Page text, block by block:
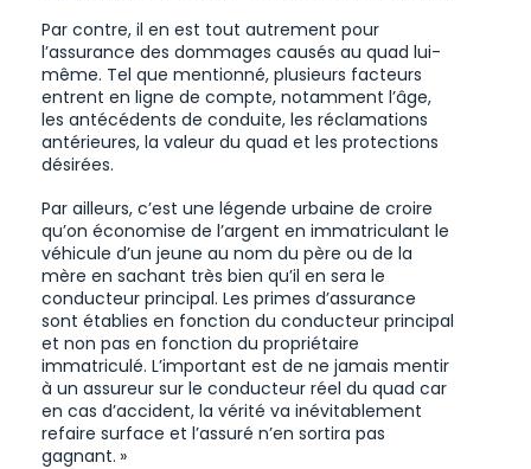
Par contre, il en est tout autrement pour
l’assurance des dommages causés au quad lui-
même. Tel que mentionné, plusieurs facteurs
entrent en ligne de compte, notamment l’âge,
les antécédents de conduite, les réclamations
antérieures, la valeur du quad et les protections
désirées.
Par ailleurs, c’est une légende urbaine de croire
qu’on économise de l’argent en immatriculant le
véhicule d’un jeune au nom du père ou de la
mère en sachant très bien qu’il en sera le
conducteur principal. Les primes d’assurance
sont établies en fonction du conducteur principal
et non pas en fonction du propriétaire
immatriculé. L’important est de ne jamais mentir
à un assureur sur le conducteur réel du quad car
en cas d’accident, la vérité va inévitablement
refaire surface et l’assuré n’en sortira pas
gagnant. »